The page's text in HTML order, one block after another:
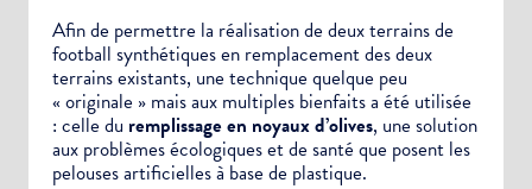
Afin de permettre la réalisation de deux terrains de
football synthétiques en remplacement des deux
terrains existants, une technique quelque peu
« originale » mais aux multiples bienfaits a été utilisée
: celle du remplissage en noyaux d’olives, une solution
aux problèmes écologiques et de santé que posent les
pelouses artificielles à base de plastique.